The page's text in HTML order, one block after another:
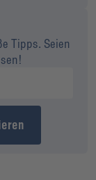
Tipps. Seien